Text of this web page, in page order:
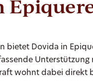
bietet Dovida in
wohnt dabei direkt